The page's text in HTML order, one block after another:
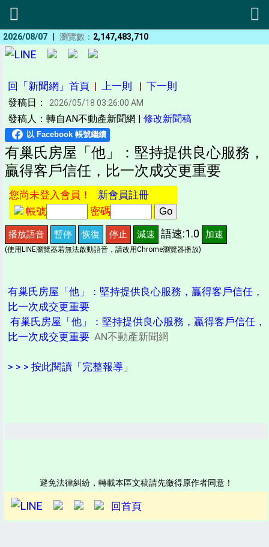
2026/08/07 | 瀏覽數： 2,147,483,710
回「新聞網」首頁 | 上一則 | 下一則
發稿日： 2026/05/18 03:26:00 AM
發稿人：轉自AN不動產新聞網 | 修改新聞稿
有巢氏房屋「他」：堅持提供良心服務，
贏得客戶信任，比一次成交更重要
您尚未登入會員！ 新會員註冊
帳號
密碼
播放語音 暫停 恢復 停止 減速 語速:1.0 加速
(使用LINE瀏覽器若無法啟動語音，請改用Chrome瀏覽器播放)
有巢氏房屋「他」：堅持提供良心服務，贏得客戶信任，
比一次成交更重要
有巢氏房屋「他」：堅持提供良心服務，贏得客戶信任，
比一次成交更重要 AN不動產新聞網
> > > 按此閱讀「完整報導」
避免法律糾紛，轉載本區文稿請先徵得原作者同意！
回首頁